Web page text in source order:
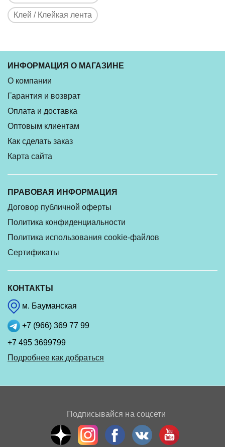
Клей / Клейкая лента
ИНФОРМАЦИЯ О МАГАЗИНЕ
О компании
Гарантия и возврат
Оплата и доставка
Оптовым клиентам
Как сделать заказ
Карта сайта
ПРАВОВАЯ ИНФОРМАЦИЯ
Договор публичной оферты
Политика конфиденциальности
Политика использования cookie-файлов
Сертификаты
КОНТАКТЫ
м. Бауманская
+7 (966) 369 77 99
+7 495 3699799
Подробнее как добраться
Подписывайся на соцсети